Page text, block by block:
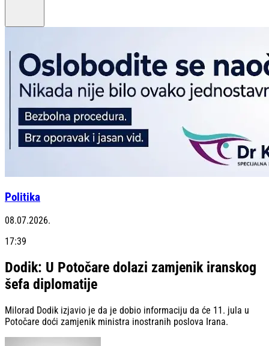
Politika
08.07.2026.
17:39
Dodik: U Potočare dolazi zamjenik iranskog
šefa diplomatije
Milorad Dodik izjavio je da je dobio informaciju da će 11. jula u
Potočare doći zamjenik ministra inostranih poslova Irana.